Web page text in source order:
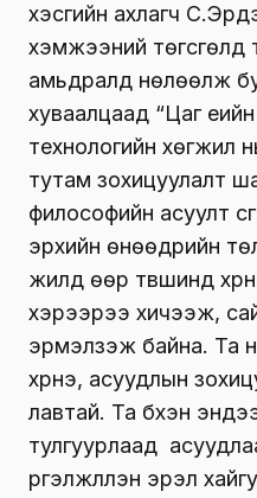
хэсгийн ахлагч
хэмжээний төгсгөлд
амьдралд нөлөөлж
хуваалцаад “Цаг
технологийн хөгжил
тутам зохицуулалт
философийн асуулт
эрхийн өнөөдрийн
жилд өөр түвшинд
хэрээрээ хичээж,
эрмэлзэж байна. Та
хүрнэ, асуудлын
лавтай. Та бүхэн
тулгуурлаад
үргэлжлүүлэн эрэл